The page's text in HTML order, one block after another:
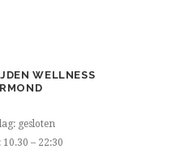
WELLNESS
gesloten
– 22:30